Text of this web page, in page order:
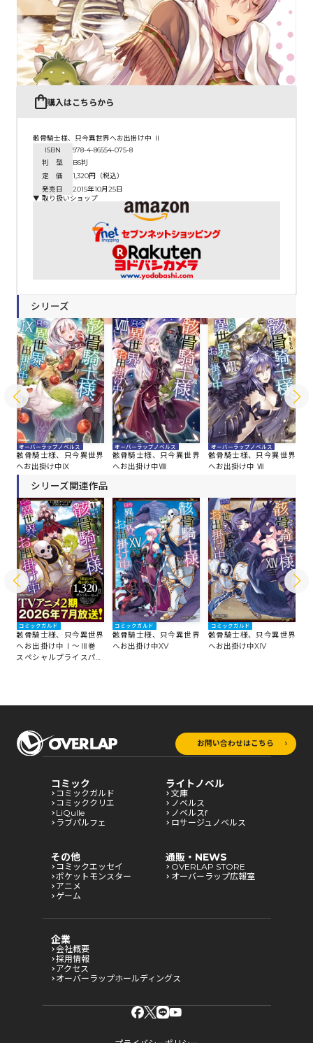
購入はこちらから
骸骨騎士様、只今異世界へお出掛け中 Ⅱ
ISBN
978-4-86554-075-8
判 型
B6判
定 価
1,320円（税込）
発売日
2015年10月25日
▼ 取り扱いショップ
シリーズ
オーバーラップノベルス
骸骨騎士様、只今異世界
へお出掛け中Ⅸ
オーバーラップノベルス
骸骨騎士様、只今異世界
へお出掛け中Ⅷ
オーバーラップノベルス
骸骨騎士様、只今異世界
へお出掛け中 Ⅶ
シリーズ関連作品
コミックガルド
骸骨騎士様、只今異世界
へお出掛け中Ⅰ～Ⅲ巻
スペシャルプライスパッ
コミックガルド
骸骨騎士様、只今異世界
へお出掛け中XV
コミックガルド
骸骨騎士様、只今異世界
へお出掛け中XIV
お問い合わせはこちら
コミック
コミックガルド
コミッククリエ
LiQulle
ラブパルフェ
ライトノベル
文庫
ノベルス
ノベルスf
ロサージュノベルス
その他
コミックエッセイ
ポケットモンスター
アニメ
ゲーム
通販・NEWS
OVERLAP STORE
オーバーラップ広報室
企業
会社概要
採用情報
アクセス
オーバーラップホールディングス